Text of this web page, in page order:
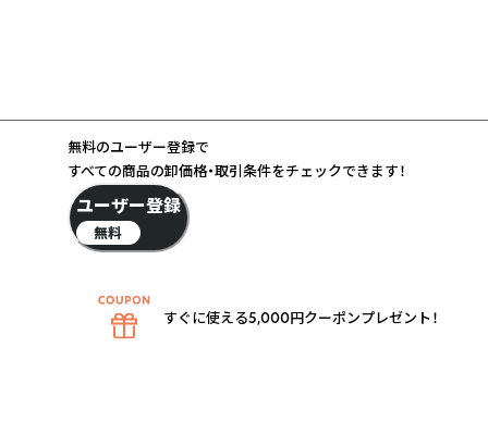
無料のユーザー登録で
すべての商品の卸価格・取引条件をチェックできます！
ユーザー登録
無料
すぐに使える5,000円クーポンプレゼント！